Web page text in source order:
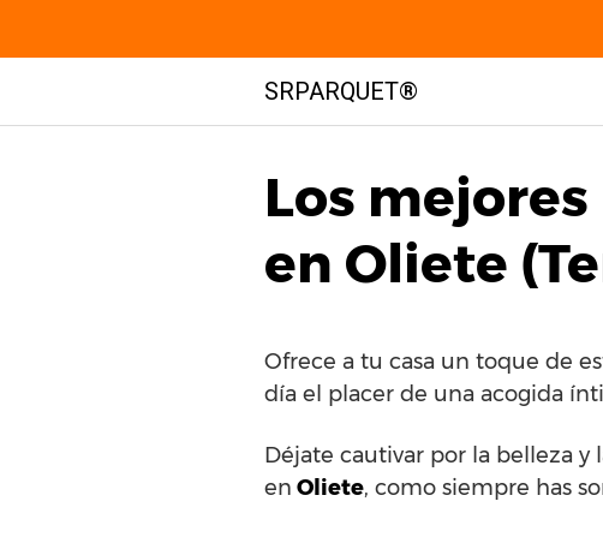
contenido
SRPARQUET®
Los
en Oliete
Ofrece a tu casa un toque de
día el placer de una acogida
Déjate cautivar por la belleza
en Oliete, como siempre has